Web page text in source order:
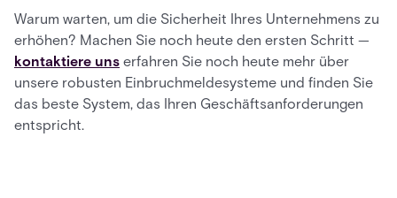
Warum warten, um die Sicherheit Ihres Unternehmens zu
erhöhen? Machen Sie noch heute den ersten Schritt —
kontaktiere uns erfahren Sie noch heute mehr über
unsere robusten Einbruchmeldesysteme und finden Sie
das beste System, das Ihren Geschäftsanforderungen
entspricht.